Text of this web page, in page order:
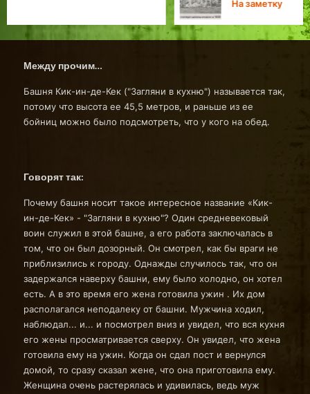
Между прочим…
Башня Кик-ин-де-Кек ("Загляни в кухню") называется так,
потому что высота ее 45,5 метров, и раньше из ее
бойниц можно было подсмотреть, что у кого на обед.
Говорят так:
Почему башня носит такое интересное название «Кик-
ин-де-Кек» - "Загляни в кухню"? Один средневековый
воин служил в этой башне, а его работа заключалась в
том, что он был дозорный. Он смотрел, как бы враги не
приблизились к городу. Однажды случилось так, что он
задержался наверху башни, ему было холодно, он хотел
есть. А в это время его жена готовила ужин . Их дом
располагался неподалеку от башни. Мужчина ходил,
наблюдал... и... и посмотрел вниз и увидел, что вся кухня
его жены просматривается сверху. Он увидел, что жена
готовила ему на ужин. Когда он сдал пост и вернулся
домой, то сразу сказал жене, что она приготовила ему.
Женщина очень растерялась и удивилась, ведь муж